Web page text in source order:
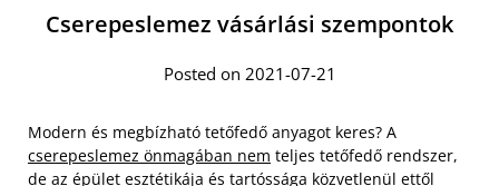
Cserepeslemez vásárlási szempontok
Posted on 2021-07-21
Modern és megbízható tetőfedő anyagot keres? A
cserepeslemez önmagában nem teljes tetőfedő rendszer,
de az épület esztétikája és tartóssága közvetlenül ettől